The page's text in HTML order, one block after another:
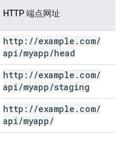
HTTP 端点网址
http: //example . com/
api/myapp/head
http: //example . com/
api/myapp/staging
http: //example . com/
api/myapp/